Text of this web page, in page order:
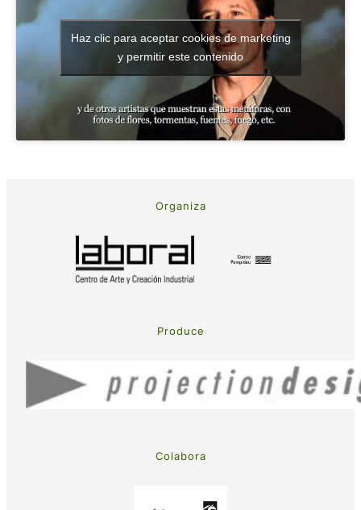
Haz clic para aceptar cookies de marketing
y permitir este contenido
Organiza
Produce
Colabora